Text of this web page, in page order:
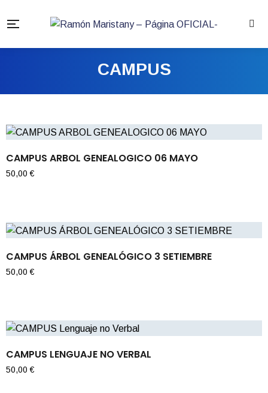
CAMPUS
CAMPUS ARBOL GENEALOGICO 06 MAYO
50,00€
CAMPUS ÁRBOL GENEALÓGICO 3 SETIEMBRE
50,00€
CAMPUS LENGUAJE NO VERBAL
50,00€